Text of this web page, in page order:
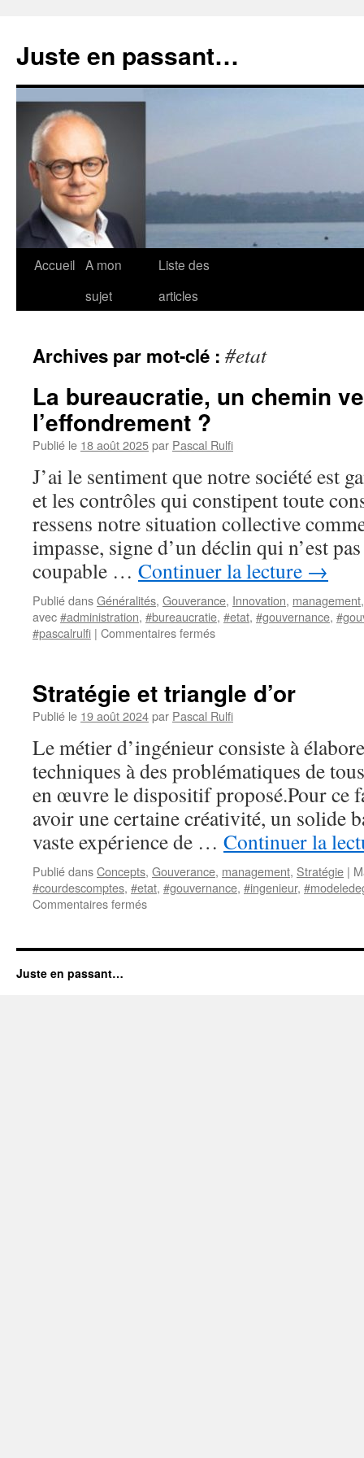
contenu
Juste en passant…
Accueil A mon
sujet
Liste des
articles
Archives par mot-clé : #etat
La bureaucratie, un chemin
l’effondrement ?
Publié le 18 août 2025par Pascal Rulfi
J’ai le sentiment que notre société est
et les contrôles qui constipent toute
ressens notre situation collective
impasse, signe d’un déclin qui n’est
coupable … Continuer la lecture →
Publié dansGénéralités, Gouverance, Innovation, management
avec#administration, #bureaucratie, #etat, #gouvernance,
#pascalrulfi | Commentaires ferméssur
chemin
vers
Stratégie et triangle d’or
Publié le 19 août 2024par Pascal Rulfi
Le métier d’ingénieur consiste à
techniques à des problématiques de
en œuvre le dispositif proposé.Pour ce
avoir une certaine créativité, un solide
vaste expérience de … Continuer la
Publié dansConcepts, Gouverance, management, Stratégie |
#courdescomptes, #etat, #gouvernance, #ingenieur,
Commentaires ferméssur
triangle
Juste en passant…